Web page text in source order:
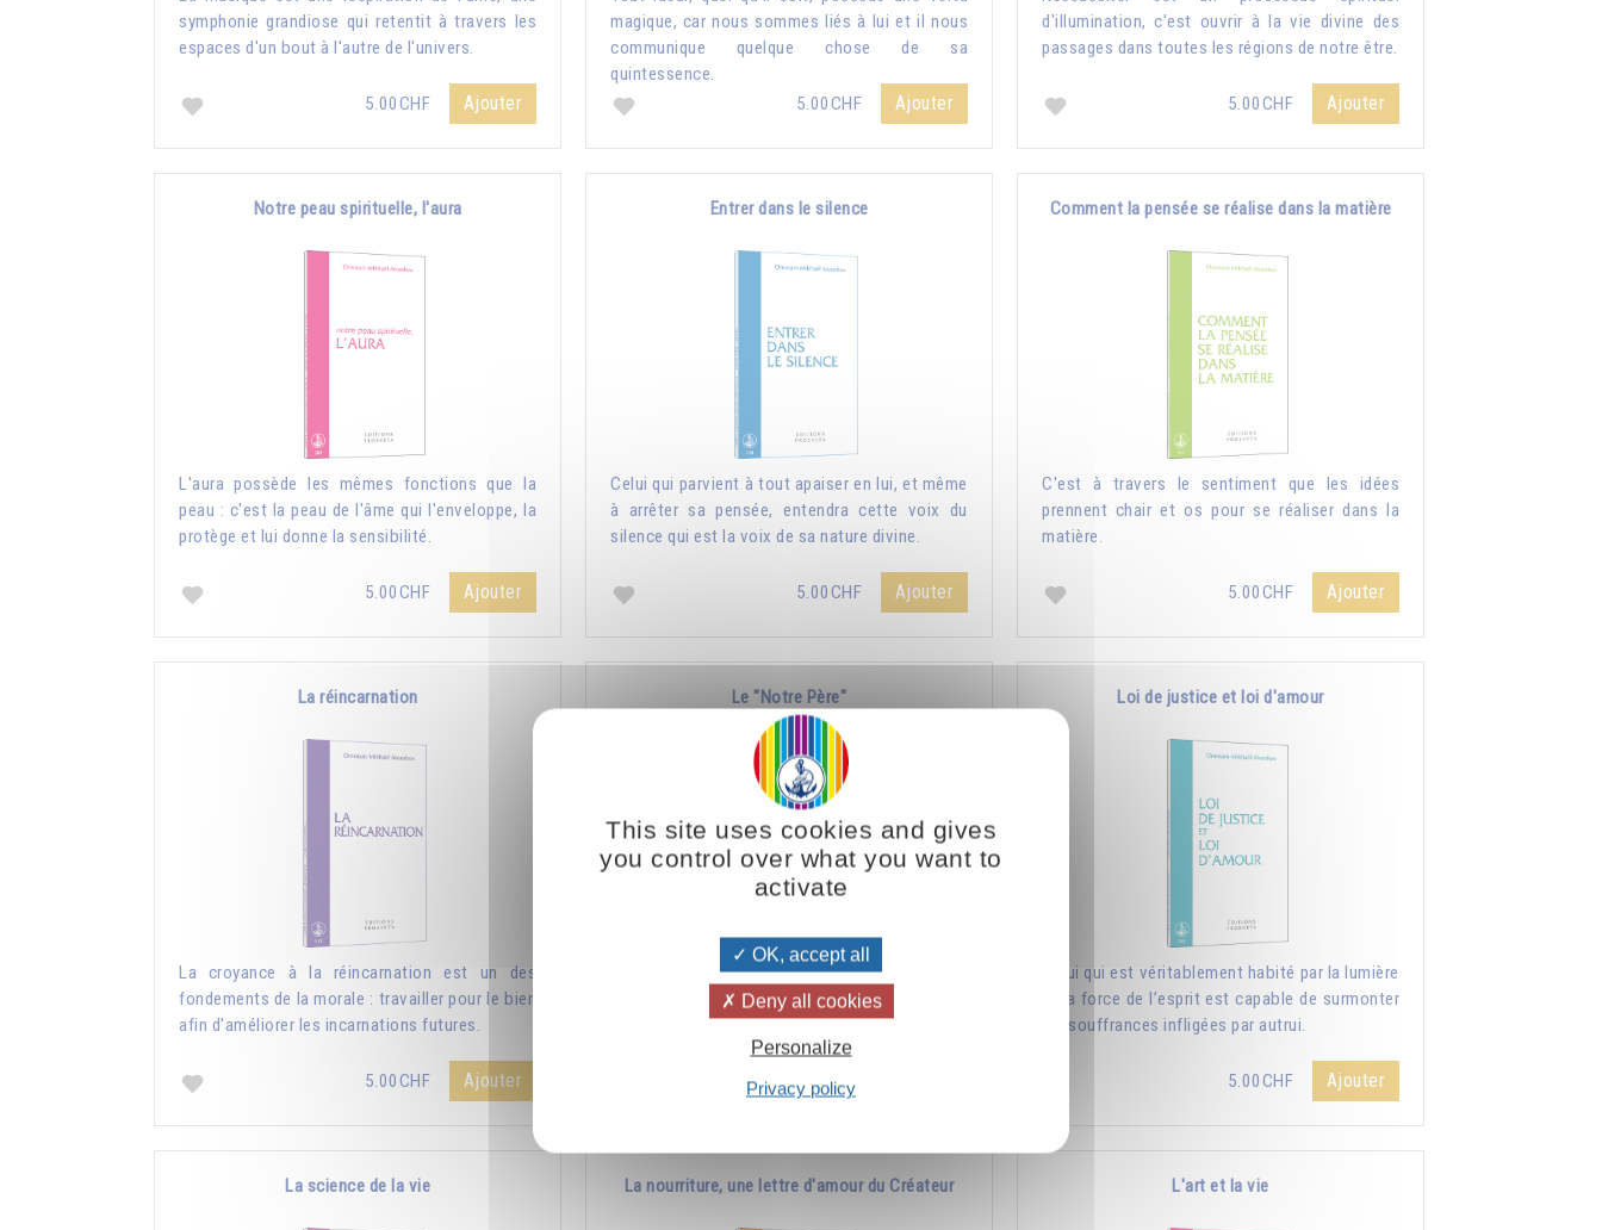
symphonie grandiose qui retentit à travers les
espaces d'un bout à l'autre de l'univers.
5.00CHF Ajouter
magique, car nous sommes liés à lui et il nous
communique quelque chose de sa
quintessence.
5.00CHF
Ajouter
d'illumination, c'est ouvrir à la vie divine des
passages dans toutes les régions de notre être.
5.00CHF Ajouter
Notre peau spirituelle, l'aura
L'aura possède les mêmes fonctions que la
peau : c'est la peau de l'âme qui l'enveloppe, la
protège et lui donne la sensibilité.
5.00CHF Ajouter
Entrer dans le silence
Celui qui parvient à tout apaiser en lui, et même
à arrêter sa pensée, entendra cette voix du
silence qui est la voix de sa nature divine.
5.00CHF Ajouter
Comment la pensée se réalise dans la matière
C'est à travers le sentiment que les idées
prennent chair et os pour se réaliser dans la
matière.
5.00CHF Ajouter
La réincarnation
La croyance à la réincarnation est un des
fondements de la morale : travailler pour le bien
afin d'améliorer les incarnations futures.
5.00CHF Ajouter
Le "Notre Père"
Jésus a mis dans "Le Notre Père" une science
très ancienne qui existait déjà bien avant lui et
qu'il avait reçue de la tradition.
5.00CHF
Loi de justice et loi d'amour
Celui qui est véritablement habité par la lumière
et la force de l’esprit est capable de surmonter
les souffrances infligées par autrui.
5.00CHF Ajouter
La science de la vie La nourriture, une lettre d'amour du Créateur L'art et la vie
This site uses cookies and gives
you control over what you want to
activate
OK, accept all
Deny all cookies
Personalize
Privacy policy